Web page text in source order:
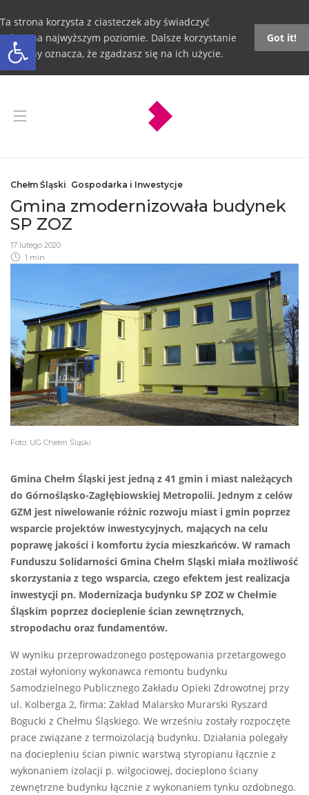
Otwórz pasek narzędzi
Ta strona korzysta z ciasteczek aby świadczyć
usługi na najwyższym poziomie. Dalsze korzystanie
ze strony oznacza, że zgadzasz się na ich użycie.
Got it!
Chełm Śląski, Gospodarka i Inwestycje
Gmina zmodernizowała budynek
SP ZOZ
17 lutego 2020
1 min
Foto: UG Chełm Śląski
Gmina Chełm Śląski jest jedną z 41 gmin i miast należących
do Górnośląsko-Zagłębiowskiej Metropolii. Jednym z celów
GZM jest niwelowanie różnic rozwoju miast i gmin poprzez
wsparcie projektów inwestycyjnych, mających na celu
poprawę jakości i komfortu życia mieszkańców. W ramach
Funduszu Solidarności Gmina Chełm Sląski miała możliwość
skorzystania z tego wsparcia, czego efektem jest realizacja
inwestycji pn. Modernizacja budynku SP ZOZ w Chełmie
Śląskim poprzez docieplenie ścian zewnętrznych,
stropodachu oraz fundamentów.
W wyniku przeprowadzonego postępowania przetargowego
został wyłoniony wykonawca remontu budynku
Samodzielnego Publicznego Zakładu Opieki Zdrowotnej przy
ul. Kolberga 2, firma: Zakład Malarsko Murarski Ryszard
Bogucki z Chełmu Śląskiego. We wrześniu zostały rozpoczęte
prace związane z termoizolacją budynku. Działania polegały
na dociepleniu ścian piwnic warstwą styropianu łącznie z
wykonaniem izolacji p. wilgociowej, docieplono ściany
zewnętrzne budynku łącznie z wykonaniem tynku ozdobnego.